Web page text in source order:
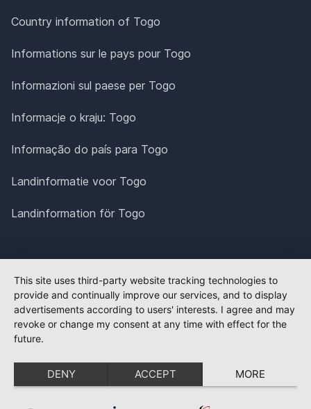
Country information of Togo
Informations sur le pays pour Togo
Informazioni sul paese per Togo
Informacje o kraju: Togo
Informação do país para Togo
Landinformatie voor Togo
Landinformation för Togo
This site uses third-party website tracking technologies to
provide and continually improve our services, and to display
advertisements according to users' interests. I agree and may
revoke or change my consent at any time with effect for the
future.
DENY ACCEPT MORE